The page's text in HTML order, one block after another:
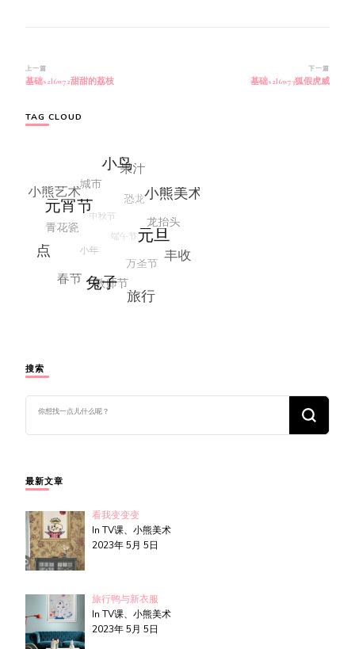
博
文
航
上一篇
基础s2l6w72甜甜的荔枝
下一篇
基础s2l6w73狐假虎威
TAG CLOUD
搜索
么
吗?
最新文章
看我变变变
In TV课、小熊美术
2023年 5月 5日
旅行鸭与新衣服
In TV课、小熊美术
2023年 5月 5日